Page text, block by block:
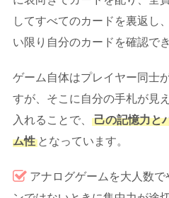
してすべてのカードを裏返し
い限り自分のカードを確認で
ゲーム自体はプレイヤー同士
すが、そこに自分の手札が見
入れることで、
己の記憶力と
ム性 となっています。
アナログゲームを大人数